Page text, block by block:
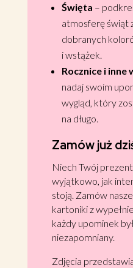
Święta –
atmosferę świąt
dobranych
i wstążek.
Rocznice i inne
nadaj swoim
wygląd, który
na długo.
Zamów już
Niech Twój
wyjątkowo, jak
stoją. Zamów
kartoniki z
każdy upominek
niezapomniany.
Zdjęcia